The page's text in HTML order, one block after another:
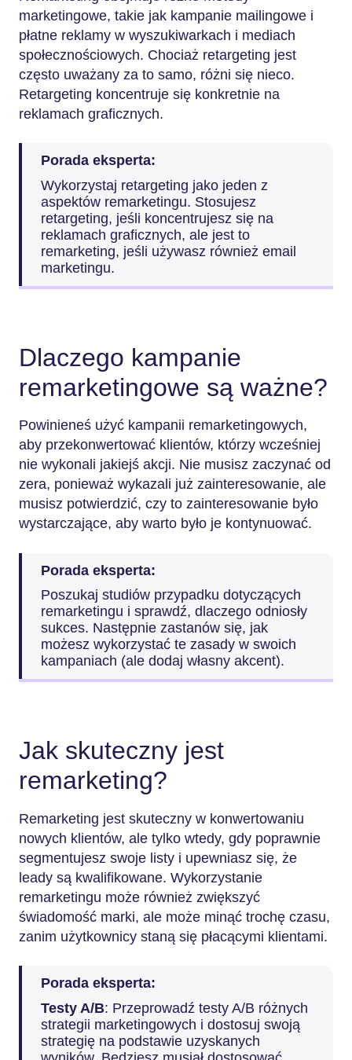
marketingowe, takie jak kampanie mailingowe i
płatne reklamy w wyszukiwarkach i mediach
społecznościowych. Chociaż retargeting jest
często uważany za to samo, różni się nieco.
Retargeting koncentruje się konkretnie na
reklamach graficznych.
Porada eksperta:
Wykorzystaj retargeting jako jeden z
aspektów remarketingu. Stosujesz
retargeting, jeśli koncentrujesz się na
reklamach graficznych, ale jest to
remarketing, jeśli używasz również email
marketingu.
Dlaczego kampanie
remarketingowe są ważne?
Powinieneś użyć kampanii remarketingowych,
aby przekonwertować klientów, którzy wcześniej
nie wykonali jakiejś akcji. Nie musisz zaczynać od
zera, ponieważ wykazali już zainteresowanie, ale
musisz potwierdzić, czy to zainteresowanie było
wystarczające, aby warto było je kontynuować.
Porada eksperta:
Poszukaj studiów przypadku dotyczących
remarketingu i sprawdź, dlaczego odniosły
sukces. Następnie zastanów się, jak
możesz wykorzystać te zasady w swoich
kampaniach (ale dodaj własny akcent).
Jak skuteczny jest
remarketing?
Remarketing jest skuteczny w konwertowaniu
nowych klientów, ale tylko wtedy, gdy poprawnie
segmentujesz swoje listy i upewniasz się, że
leady są kwalifikowane. Wykorzystanie
remarketingu może również zwiększyć
świadomość marki, ale może minąć trochę czasu,
zanim użytkownicy staną się płacącymi klientami.
Porada eksperta:
Testy A/B: Przeprowadź testy A/B różnych
strategii marketingowych i dostosuj swoją
strategię na podstawie uzyskanych